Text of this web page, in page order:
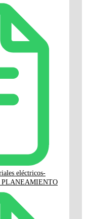
eléctricos-
PLANEAMIENTO